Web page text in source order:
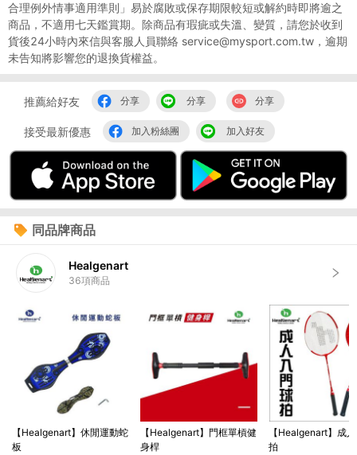
合理例外情事適用準則」易於腐敗或保存期限較短或解約時即將逾之
商品，不適用七天鑑賞期。除商品有瑕疵或失溫、變質，請您於收到
貨後24小時內來信與客服人員聯絡 service@mysport.com.tw，逾期
未告知將影響您的退換貨權益。
推薦給好友 分享 分享 分享
接受最新優惠 加入粉絲團 加入好友
同品牌商品
Healgenart
36項商品
【Healgenart】休閒運動蛇
板
【Healgenart】門框單槓健
身桿
【Healgenart】成
拍